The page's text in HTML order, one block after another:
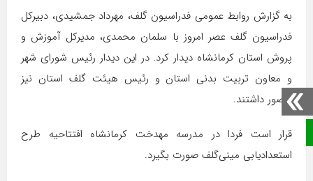
صفحه نخست
به گزارش روابط عمومی فدراسیون گلف، مهرداد جمشیدی، دبیرکل
فدراسیون گلف عصر امروز با سلمان محمدی، مدیرکل آموزش و
پروش استان کرمانشاه دیدار کرد. در این دیدار رئیس شورای شهر
و معاون تربیت بدنی استان و رئیس هیئت گلف استان نیز
حضور داشتند.
قرار است فردا در مدرسه مهدخت کرمانشاه افتتاحیه طرح
استعدادیابی مینی‌گلف صورت بگیرد.